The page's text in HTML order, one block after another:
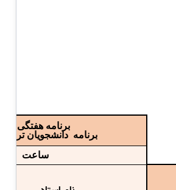
برنامه هفتگی
برنامه دانشجویان ترم
ساعت